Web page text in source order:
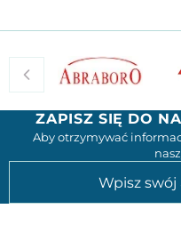
ZAPISZ SIĘ DO
Aby otrzymywać